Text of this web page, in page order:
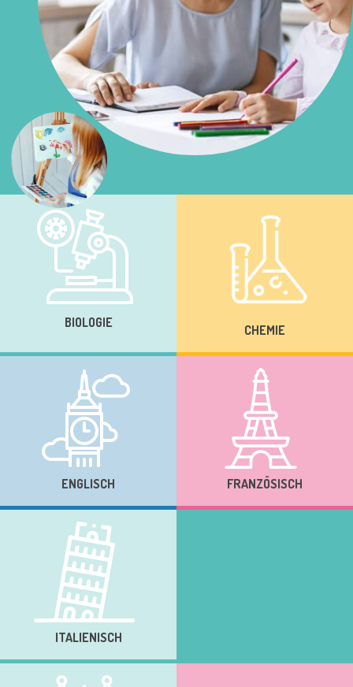
BIOLOGIE CHEMIE
ENGLISCH FRANZÖSISCH
ITALIENISCH